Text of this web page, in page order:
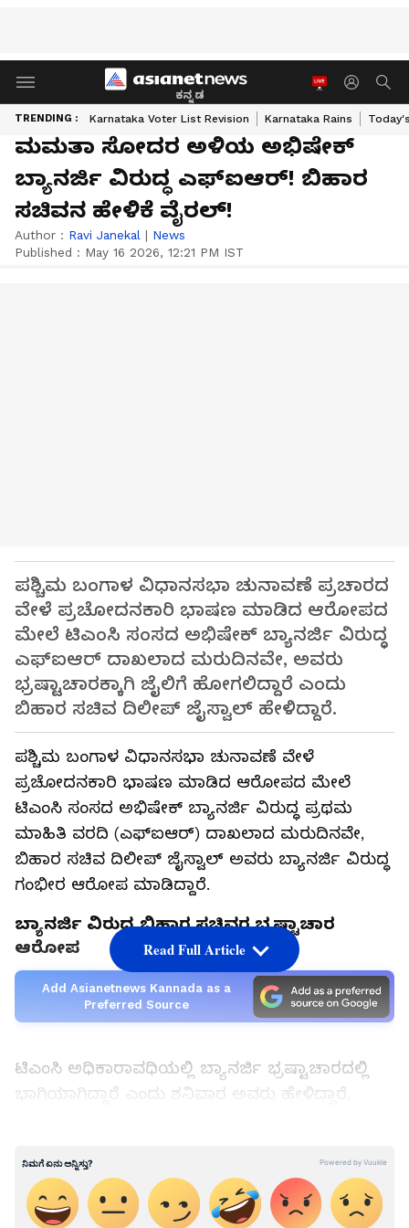
ಕನ್ನಡ
TRENDING : Karnataka Voter List Revision Karnataka Rains
ಮಮತಾ ಸೋದರ ಅಳಿಯ ಅಭಿಷೇಕ್
ಬ್ಯಾನರ್ಜಿ ವಿರುದ್ಧ ಎಫ್‌ಐಆರ್! ಬಿಹಾರ
ಸಚಿವನ ಹೇಳಿಕೆ ವೈರಲ್!
Author : Ravi Janekal | News
Published : May 16 2026, 12:21 PM IST
ಪಶ್ಚಿಮ ಬಂಗಾಳ ವಿಧಾನಸಭಾ ಚುನಾವಣೆ ಪ್ರಚಾರದ
ವೇಳೆ ಪ್ರಚೋದನಕಾರಿ ಭಾಷಣ ಮಾಡಿದ ಆರೋಪದ
ಮೇಲೆ ಟಿಎಂಸಿ ಸಂಸದ ಅಭಿಷೇಕ್ ಬ್ಯಾನರ್ಜಿ ವಿರುದ್ಧ
ಎಫ್‌ಐಆರ್ ದಾಖಲಾದ ಮರುದಿನವೇ, ಅವರು
ಭ್ರಷ್ಟಾಚಾರಕ್ಕಾಗಿ ಜೈಲಿಗೆ ಹೋಗಲಿದ್ದಾರೆ ಎಂದು
ಬಿಹಾರ ಸಚಿವ ದಿಲೀಪ್ ಜೈಸ್ವಾಲ್ ಹೇಳಿದ್ದಾರೆ.
ಬ್ಯಾನರ್ಜಿ ವಿರುದ್ಧ ಬಿಹಾರ ಸಚಿವರ ಭ್ರಷ್ಟಾಚಾರ
ಆರೋಪ
ಪಶ್ಚಿಮ ಬಂಗಾಳ ವಿಧಾನಸಭಾ ಚುನಾವಣೆ ವೇಳೆ
ಪ್ರಚೋದನಕಾರಿ ಭಾಷಣ ಮಾಡಿದ ಆರೋಪದ ಮೇಲೆ
ಟಿಎಂಸಿ ಸಂಸದ ಅಭಿಷೇಕ್ ಬ್ಯಾನರ್ಜಿ ವಿರುದ್ಧ ಪ್ರಥಮ
ಮಾಹಿತಿ ವರದಿ (ಎಫ್‌ಐಆರ್) ದಾಖಲಾದ ಮರುದಿನವೇ,
ಬಿಹಾರ ಸಚಿವ ದಿಲೀಪ್ ಜೈಸ್ವಾಲ್ ಅವರು ಬ್ಯಾನರ್ಜಿ ವಿರುದ್ಧ
ಗಂಭೀರ ಆರೋಪ ಮಾಡಿದ್ದಾರೆ.
Add Asianetnews Kannada as a
Preferred Source
ಟಿಎಂಸಿ ಅಧಿಕಾರಾವಧಿಯಲ್ಲಿ ಬ್ಯಾನರ್ಜಿ ಭ್ರಷ್ಟಾಚಾರದಲ್ಲಿ
ಭಾಗಿಯಾಗಿದ್ದಾರೆ ಎಂದು ಶನಿವಾರ ಅವರು ಹೇಳಿದ್ದಾರೆ.
ಬ್ಯಾನರ್ಜಿ ಸೇರಿದಂತೆ ಹಲವು ಸಚಿವರು ಭ್ರಷ್ಟಾಚಾರದ
ಮೂಲಕ ರಾಜ್ಯವನ್ನು ಬಹಳಷ್ಟು ಹಿಂದಕ್ಕೆ ತಳ್ಳಿದ್ದಾರೆ.
ಮುಂದಿನ ದಿನಗಳಲ್ಲಿ ಇಂತಹ ಭ್ರಷ್ಟ ನಾಯಕರು ಕಾನೂನು
Read Full Article